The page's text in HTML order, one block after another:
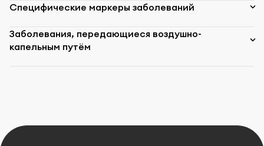
Специфические маркеры заболеваний
Заболевания, передающиеся воздушно-
капельным путём